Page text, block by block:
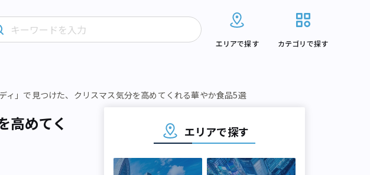
エリアで探す カテゴリで探す
ィ」で見つけた、クリスマス気分を高めてくれる華やか食品5選
高めてく
エリアで探す